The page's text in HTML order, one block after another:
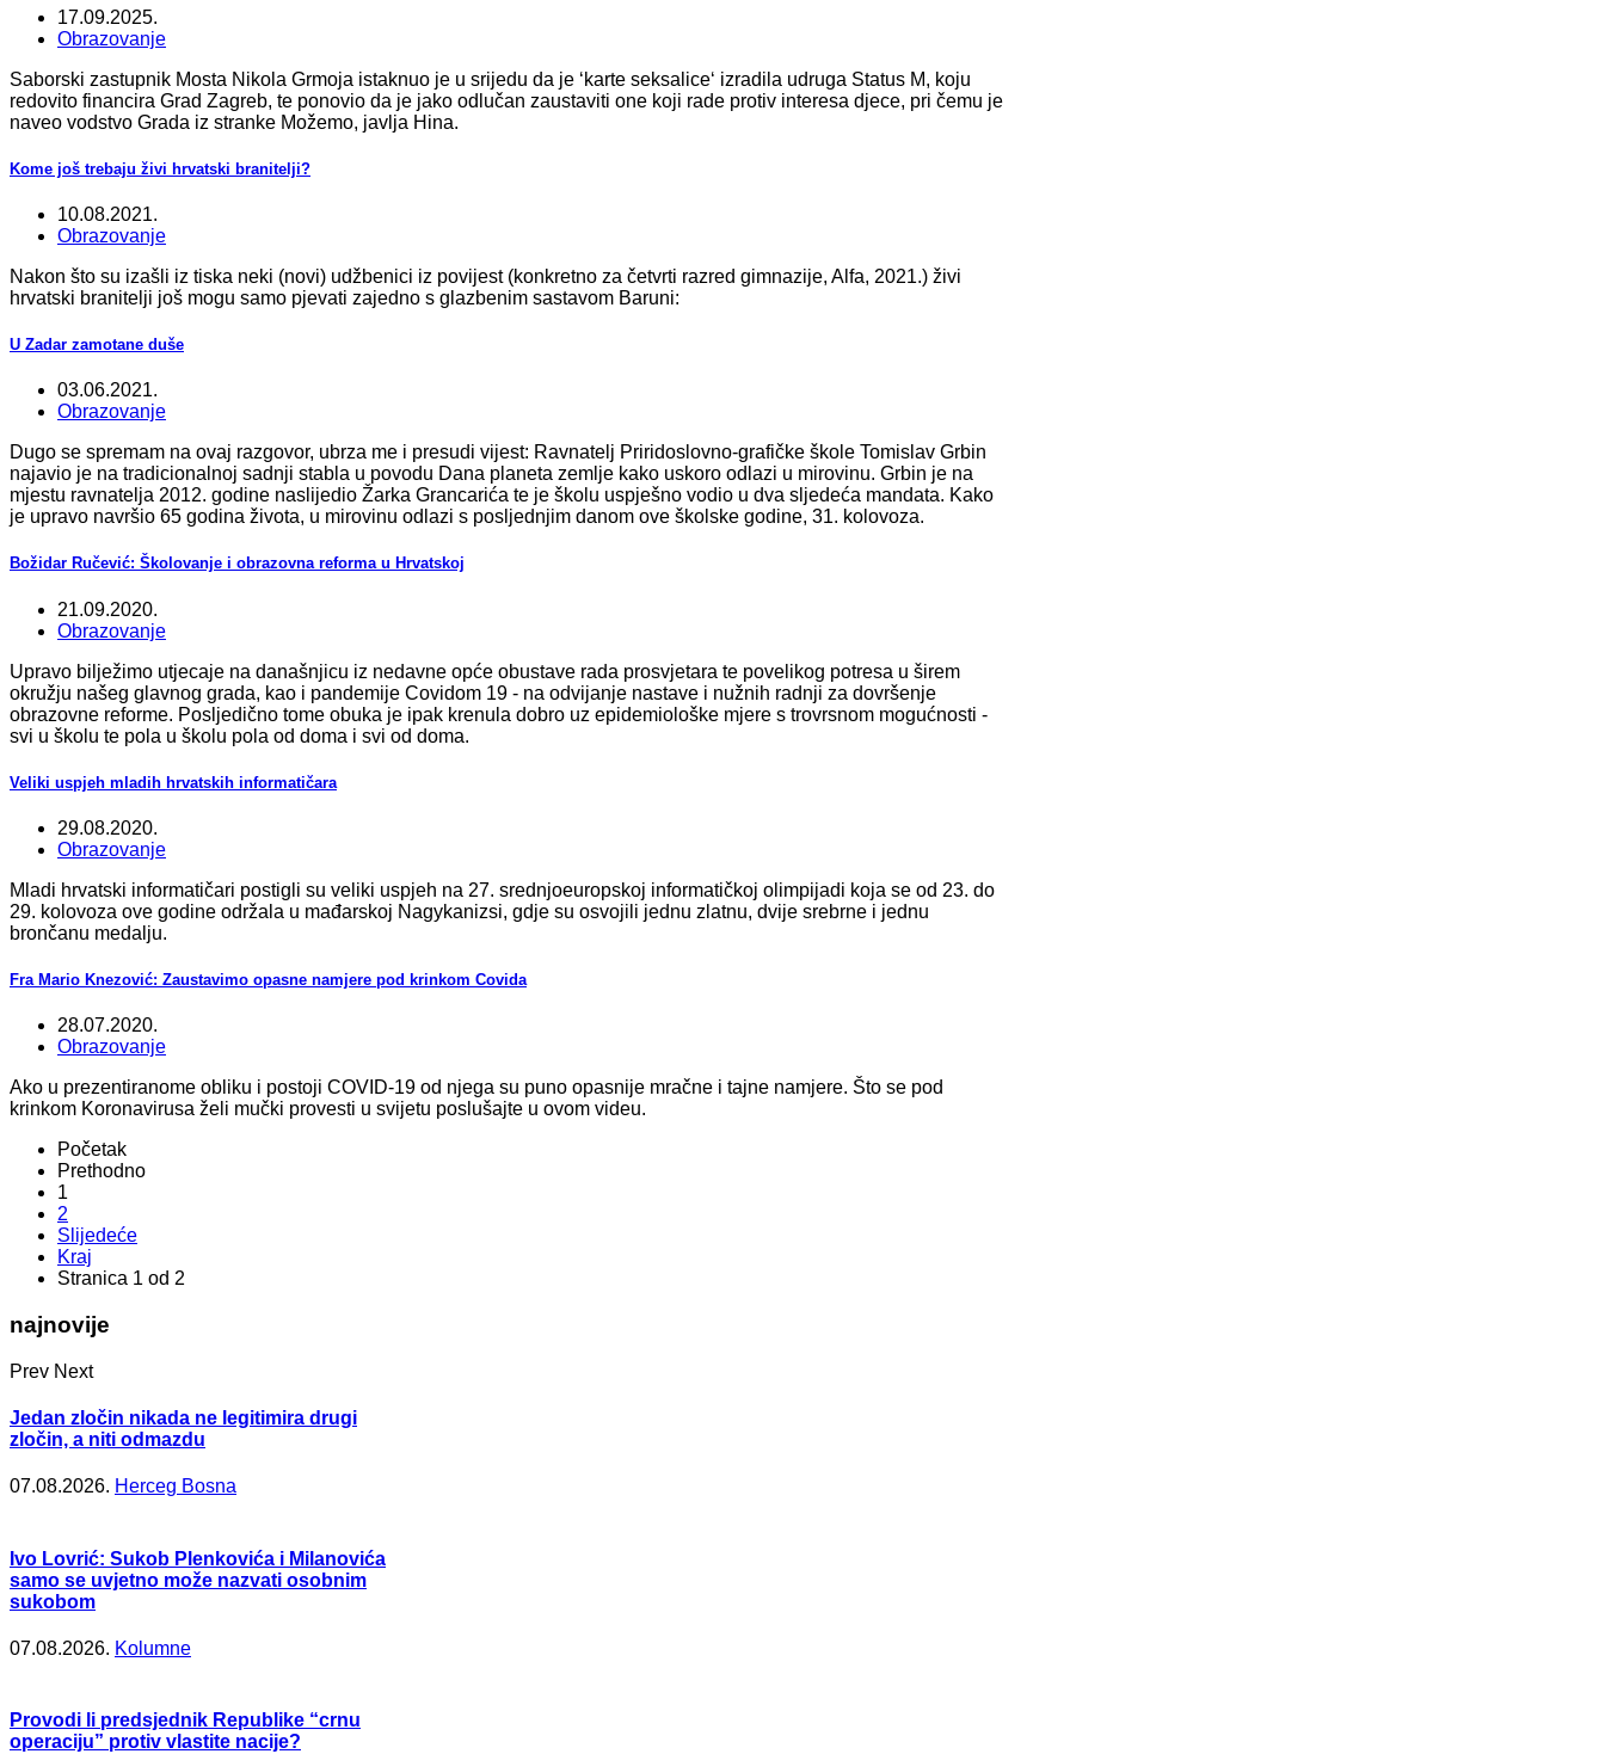
17.09.2025.
Obrazovanje
Saborski zastupnik Mosta Nikola Grmoja istaknuo je u srijedu da je ‘karte seksalice‘ izradila udruga Status M, koju
redovito financira Grad Zagreb, te ponovio da je jako odlučan zaustaviti one koji rade protiv interesa djece, pri čemu je
naveo vodstvo Grada iz stranke Možemo, javlja Hina.
Kome još trebaju živi hrvatski branitelji?
10.08.2021.
Obrazovanje
Nakon što su izašli iz tiska neki (novi) udžbenici iz povijest (konkretno za četvrti razred gimnazije, Alfa, 2021.) živi
hrvatski branitelji još mogu samo pjevati zajedno s glazbenim sastavom Baruni:
U Zadar zamotane duše
03.06.2021.
Obrazovanje
Dugo se spremam na ovaj razgovor, ubrza me i presudi vijest: Ravnatelj Priridoslovno-grafičke škole Tomislav Grbin
najavio je na tradicionalnoj sadnji stabla u povodu Dana planeta zemlje kako uskoro odlazi u mirovinu. Grbin je na
mjestu ravnatelja 2012. godine naslijedio Žarka Grancarića te je školu uspješno vodio u dva sljedeća mandata. Kako
je upravo navršio 65 godina života, u mirovinu odlazi s posljednjim danom ove školske godine, 31. kolovoza.
Božidar Ručević: Školovanje i obrazovna reforma u Hrvatskoj
21.09.2020.
Obrazovanje
Upravo bilježimo utjecaje na današnjicu iz nedavne opće obustave rada prosvjetara te povelikog potresa u širem
okružju našeg glavnog grada, kao i pandemije Covidom 19 - na odvijanje nastave i nužnih radnji za dovršenje
obrazovne reforme. Posljedično tome obuka je ipak krenula dobro uz epidemiološke mjere s trovrsnom mogućnosti -
svi u školu te pola u školu pola od doma i svi od doma.
Veliki uspjeh mladih hrvatskih informatičara
29.08.2020.
Obrazovanje
Mladi hrvatski informatičari postigli su veliki uspjeh na 27. srednjoeuropskoj informatičkoj olimpijadi koja se od 23. do
29. kolovoza ove godine održala u mađarskoj Nagykanizsi, gdje su osvojili jednu zlatnu, dvije srebrne i jednu
brončanu medalju.
Fra Mario Knezović: Zaustavimo opasne namjere pod krinkom Covida
28.07.2020.
Obrazovanje
Ako u prezentiranome obliku i postoji COVID-19 od njega su puno opasnije mračne i tajne namjere. Što se pod
krinkom Koronavirusa želi mučki provesti u svijetu poslušajte u ovom videu.
Početak
Prethodno
1
2
Slijedeće
Kraj
Stranica 1 od 2
najnovije
Prev Next
Jedan zločin nikada ne legitimira drugi
zločin, a niti odmazdu
07.08.2026. Herceg Bosna
Ivo Lovrić: Sukob Plenkovića i Milanovića
samo se uvjetno može nazvati osobnim
sukobom
07.08.2026. Kolumne
Provodi li predsjednik Republike “crnu
operaciju” protiv vlastite nacije?